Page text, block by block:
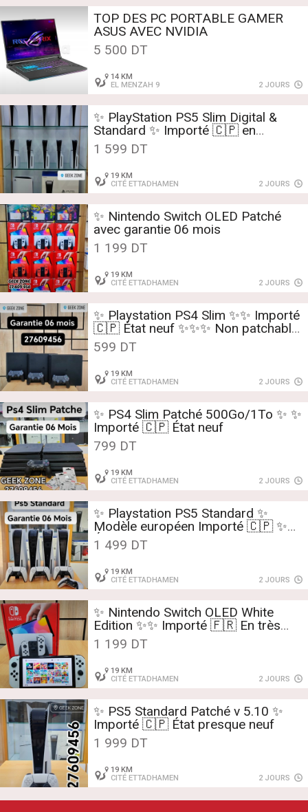
TOP DES PC PORTABLE GAMER
ASUS AVEC NVIDIA
5 500 DT
14 KM
EL MENZAH 9
2 JOURS
✨️ PlayStation PS5 Slim Digital &
Standard ✨️️ Importé 🇨🇵 en
excellente état
1 599 DT
19 KM
CITÉ ETTADHAMEN
2 JOURS
✨ Nintendo Switch OLED Patché
avec garantie 06 mois
1 199 DT
19 KM
CITÉ ETTADHAMEN
2 JOURS
✨️️ Playstation PS4 Slim ✨️✨️ ️️️Importé
🇨🇵 État neuf ✨️✨️✨️ Non patchable
500Go/1To
599 DT
19 KM
CITÉ ETTADHAMEN
2 JOURS
✨️️ PS4 Slim Patché 500Go/1To ✨️️ ️️✨️
Importé 🇨🇵 État neuf
799 DT
19 KM
CITÉ ETTADHAMEN
2 JOURS
✨️️ Playstation PS5 Standard ✨️
Modèle européen Importé 🇨🇵 ✨️
État presque neuf
1 499 DT
19 KM
CITÉ ETTADHAMEN
2 JOURS
✨ Nintendo Switch OLED White
Edition ✨✨ Importé 🇫🇷 En très
bonne état ✨️✨️✨️ Patché Pleine de
jeux
1 199 DT
19 KM
CITÉ ETTADHAMEN
2 JOURS
✨️ PS5 Standard Patché v 5.10 ✨️
Importé 🇨🇵 État presque neuf
1 999 DT
19 KM
CITÉ ETTADHAMEN
2 JOURS